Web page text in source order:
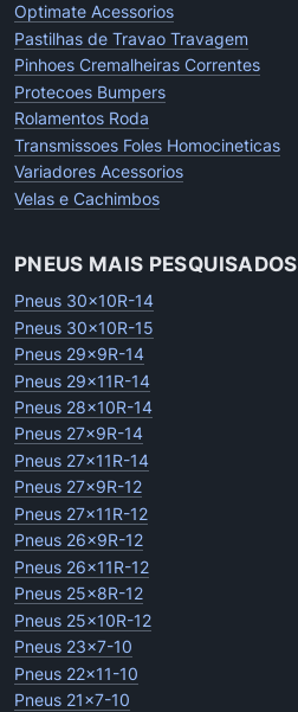
Optimate Acessorios
Pastilhas de Travao Travagem
Pinhoes Cremalheiras Correntes
Protecoes Bumpers
Rolamentos Roda
Transmissoes Foles Homocineticas
Variadores Acessorios
Velas e Cachimbos
PNEUS MAIS PESQUISADOS
Pneus 30x10R-14
Pneus 30x10R-15
Pneus 29x9R-14
Pneus 29x11R-14
Pneus 28x10R-14
Pneus 27x9R-14
Pneus 27x11R-14
Pneus 27x9R-12
Pneus 27x11R-12
Pneus 26x9R-12
Pneus 26x11R-12
Pneus 25x8R-12
Pneus 25x10R-12
Pneus 23x7-10
Pneus 22x11-10
Pneus 21x7-10